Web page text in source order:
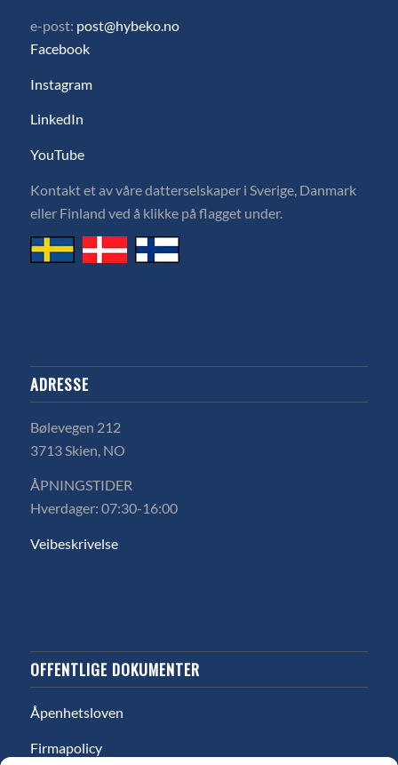
e-post: post@hybeko.no
Facebook
Instagram
LinkedIn
YouTube
Kontakt et av våre datterselskaper i Sverige, Danmark
eller Finland ved å klikke på flagget under.
ADRESSE
Bølevegen 212
3713 Skien, NO
ÅPNINGSTIDER
Hverdager: 07:30-16:00
Veibeskrivelse
OFFENTLIGE DOKUMENTER
Åpenhetsloven
Firmapolicy